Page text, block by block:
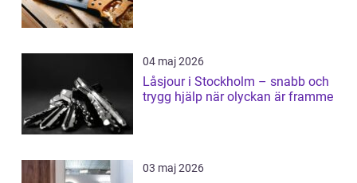
04 maj 2026
Låsjour i Stockholm – snabb och
trygg hjälp när olyckan är framme
03 maj 2026